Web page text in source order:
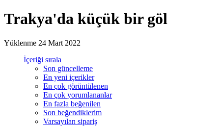
Trakya'da küçük bir göl
Yüklenme 24 Mart 2022
İçeriği sırala
Son güncelleme
En yeni içerikler
En çok görüntülenen
En çok yorumlananlar
En fazla beğenilen
Son beğendiklerim
Varsayılan sipariş